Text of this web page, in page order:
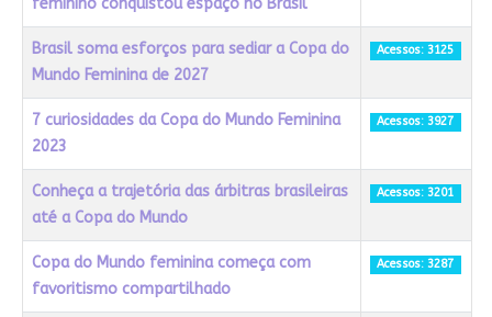
feminino conquistou espaço no Brasil
Brasil soma esforços para sediar a Copa do
Mundo Feminina de 2027
Acessos: 3125
7 curiosidades da Copa do Mundo Feminina
2023
Acessos: 3927
Conheça a trajetória das árbitras brasileiras
até a Copa do Mundo
Acessos: 3201
Copa do Mundo feminina começa com
favoritismo compartilhado
Acessos: 3287